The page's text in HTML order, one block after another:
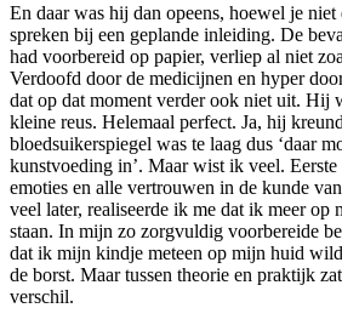
En daar was hij dan opeens, hoewel je niet
spreken bij een geplande inleiding. De
had voorbereid op papier, verliep al niet
Verdoofd door de medicijnen en hyper
dat op dat moment verder ook niet uit. Hij
kleine reus. Helemaal perfect. Ja, hij
bloedsuikerspiegel was te laag dus ‘daar
kunstvoeding in’. Maar wist ik veel.
emoties en alle vertrouwen in de kunde
veel later, realiseerde ik me dat ik meer op
staan. In mijn zo zorgvuldig voorbereide
dat ik mijn kindje meteen op mijn huid
de borst. Maar tussen theorie en praktijk
verschil.